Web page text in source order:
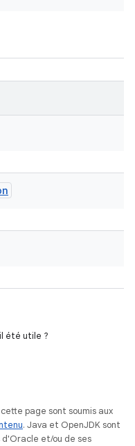
été utile ?
page sont soumis aux
. Java et OpenJDK sont
d'Oracle et/ou de ses